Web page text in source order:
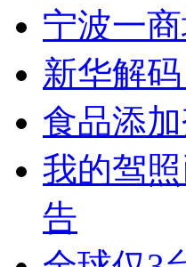
宁波一
新华解
食品添
我的驾
告